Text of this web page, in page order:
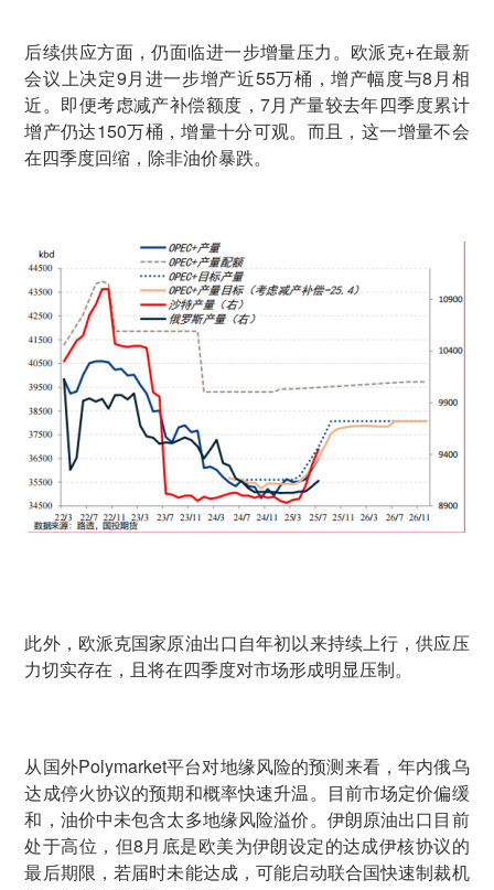
后续供应方面，仍面临进一步增量压力。欧派克+在最新
会议上决定9月进一步增产近55万桶，增产幅度与8月相
近。即便考虑减产补偿额度，7月产量较去年四季度累计
增产仍达150万桶，增量十分可观。而且，这一增量不会
在四季度回缩，除非油价暴跌。
此外，欧派克国家原油出口自年初以来持续上行，供应压
力切实存在，且将在四季度对市场形成明显压制。
从国外Polymarket平台对地缘风险的预测来看，年内俄乌
达成停火协议的预期和概率快速升温。目前市场定价偏缓
和，油价中未包含太多地缘风险溢价。伊朗原油出口目前
处于高位，但8月底是欧美为伊朗设定的达成伊核协议的
最后期限，若届时未能达成，可能启动联合国快速制裁机